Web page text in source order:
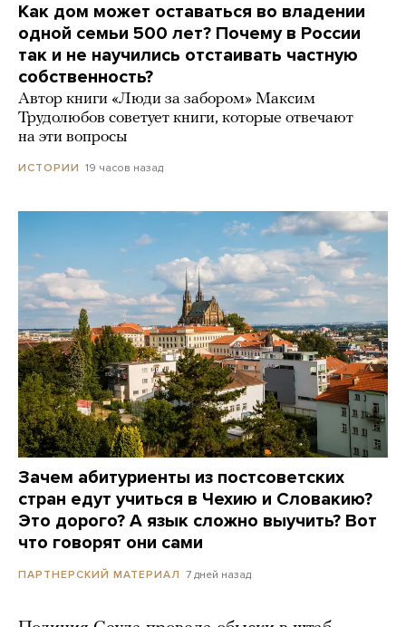
Как дом может оставаться во владении
одной семьи 500 лет? Почему в России
так и не научились отстаивать частную
собственность?
Автор книги «Люди за забором» Максим
Трудолюбов советует книги, которые отвечают
на эти вопросы
ИСТОРИИ 19 часов назад
Зачем абитуриенты из постсоветских
стран едут учиться в Чехию и Словакию?
Это дорого? А язык сложно выучить? Вот
что говорят они сами
ПАРТНЕРСКИЙ МАТЕРИАЛ 7 дней назад